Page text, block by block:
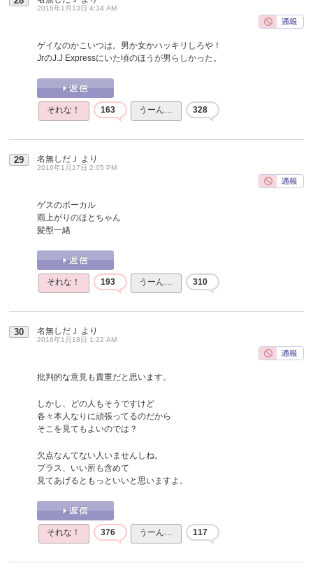
2016年1月13日 4:34 AM
ゲイなのかこいつは。男か女かハッキリしろや！
JrのJ.J Expressにいた頃のほうが男らしかった。
それな！ 163 うーん… 328
29 名無しだＪ より
2016年1月17日 2:05 PM
ゲスのボーカル
雨上がりのほとちゃん
髪型一緒
それな！ 193 うーん… 310
30 名無しだＪ より
2016年1月18日 1:22 AM
批判的な意見も貴重だと思います。
しかし、どの人もそうですけど
各々本人なりに頑張ってるのだから
そこを見てもよいのでは？
欠点なんてない人いませんしね。
プラス、いい所も含めて
見てあげるともっといいと思いますよ。
それな！ 376 うーん… 117